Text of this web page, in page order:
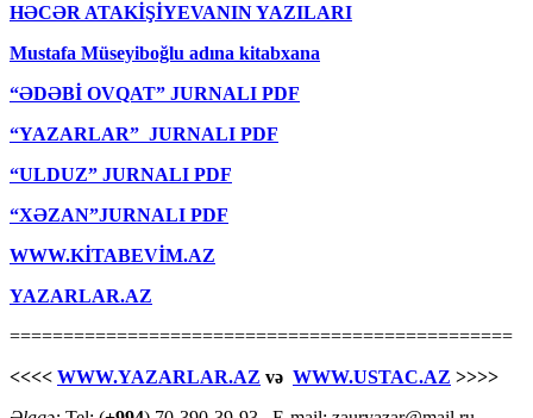
HƏCƏR ATAKİŞİYEVANIN YAZILARI
Mustafa Müseyiboğlu adına kitabxana
“ƏDƏBİ OVQAT” JURNALI PDF
“YAZARLAR” JURNALI PDF
“ULDUZ” JURNALI PDF
“XƏZAN”JURNALI PDF
WWW.KİTABEVİM.AZ
YAZARLAR.AZ
===============================================
<<<< WWW.YAZARLAR.AZ və WWW.USTAC.AZ >>>>